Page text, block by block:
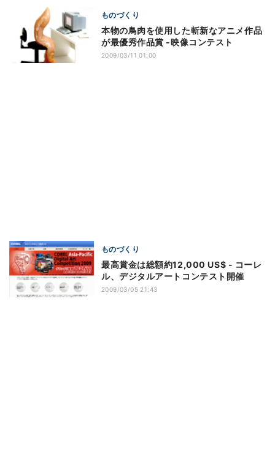
ものづくり
本物の鳥肉を使用した斬新なアニメ作品
が最優秀作品賞 -映像コンテスト
2009/03/11 01:00
ものづくり
最高賞金は総額約12,000 US$ - コーレ
ル、デジタルアートコンテスト開催
2009/03/05 21:43